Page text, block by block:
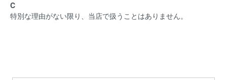
C
特別な理由がない限り、当店で扱うことはありません。